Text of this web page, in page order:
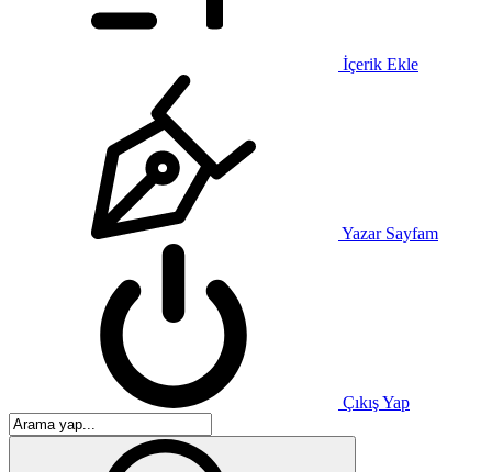
İçerik Ekle
Yazar Sayfam
Çıkış Yap